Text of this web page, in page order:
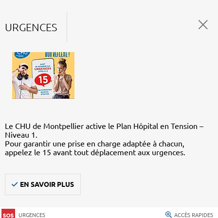
URGENCES
Le CHU de Montpellier active le Plan Hôpital en Tension –
Niveau 1.
Pour garantir une prise en charge adaptée à chacun,
appelez le 15 avant tout déplacement aux urgences.
EN SAVOIR PLUS
URGENCES ACCÈS RAPIDES